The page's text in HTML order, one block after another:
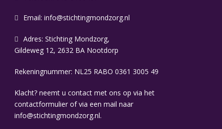
Email: info@stichtingmondzorg.nl
Adres: Stichting Mondzorg,
Gildeweg 12, 2632 BA Nootdorp
Rekeningnummer: NL25 RABO 0361 3005 49
Klacht? neemt u contact met ons op via het
contactformulier of via een mail naar
info@stichtingmondzorg.nl.